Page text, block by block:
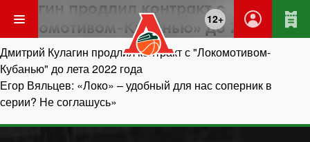
12+
Кулагин продлил контракт с
«Локомотивом-Кубанью» до 2022 года
Навигация
по
записям
Дмитрий Кулагин продлил контракт с "Локомотивом-
Кубанью" до лета 2022 года
Егор Вяльцев: «Локо» – удобный для нас соперник в
серии? Не соглашусь»